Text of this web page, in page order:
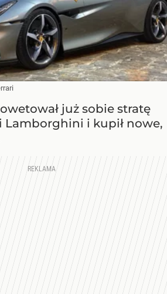
już sobie stratę
Lamborghini i kupił nowe,